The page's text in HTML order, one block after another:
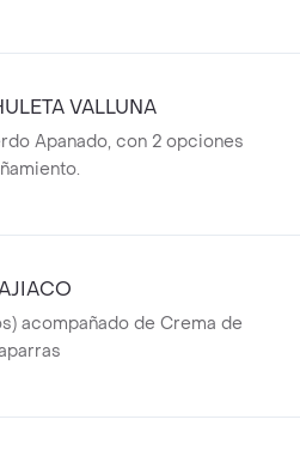
VALLUNA
Apanado, con 2 opciones
acompañado de Crema de